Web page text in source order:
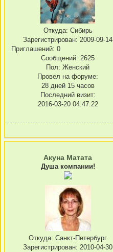
Откуда: Сибирь
Зарегистрирован: 2009-09-14
Приглашений: 0
Сообщений: 2625
Пол: Женский
Провел на форуме:
28 дней 15 часов
Последний визит:
2016-03-20 04:47:22
Акуна Матата
Душа компании!
Откуда: Санкт-Петербург
Зарегистрирован: 2010-04-30